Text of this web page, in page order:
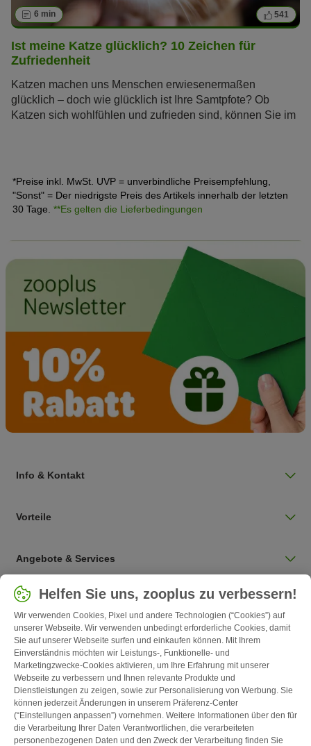
6 min 541
Ist meine Katze glücklich? 10 Zeichen für
Zufriedenheit
Katzen machen uns Menschen erwiesenermaßen
glücklich – doch wie glücklich ist Ihre Samtpfote? Ob
Katzen sich wohlfühlen und zufrieden sind, können Sie im
*Preise inkl. MwSt. UVP = unverbindliche Preisempfehlung,
"Sonst" = Der niedrigste Preis des Artikels innerhalb der letzten
30 Tage. **Es gelten die Lieferbedingungen
Info & Kontakt
Vorteile
Angebote & Services
Land auswählen
Deutschland / DE
Follow zooplus
Helfen Sie uns, zooplus zu verbessern!
Wir verwenden Cookies, Pixel und andere Technologien (“Cookies”) auf
unserer Webseite. Wir verwenden unbedingt erforderliche Cookies, damit
Sie auf unserer Webseite surfen und einkaufen können. Mit Ihrem
Einverständnis möchten wir Leistungs-, Funktionelle- und
Marketingzwecke-Cookies aktivieren, um Ihre Erfahrung mit unserer
Webseite zu verbessern und Ihnen relevante Produkte und
Dienstleistungen zu zeigen, sowie zur Personalisierung von Werbung. Sie
können jederzeit Änderungen in unserem Präferenz-Center
(“Einstellungen anpassen”) vornehmen. Weitere Informationen über den für
die Verarbeitung Ihrer Daten Verantwortlichen, die verarbeiteten
personenbezogenen Daten und den Zweck der Verarbeitung finden Sie